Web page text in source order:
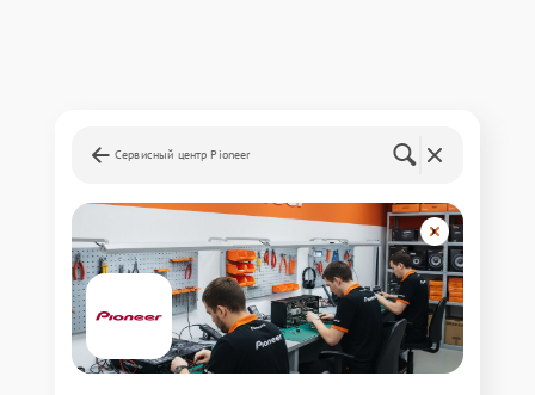
Сервисный центр Pioneer